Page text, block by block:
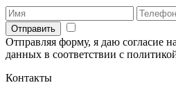
Отправить
Отправляя форму, я даю согласие
данных в соответствии с
Контакты